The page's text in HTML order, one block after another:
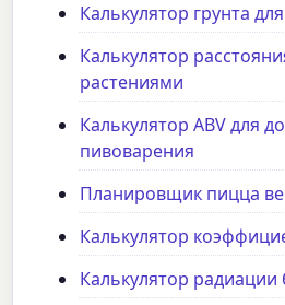
Калькулятор грунта
Калькулятор
растениями
Калькулятор ABV для
пивоварения
Планировщик пицца
Калькулятор
Калькулятор радиации